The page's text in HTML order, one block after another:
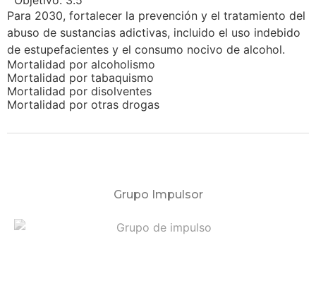
Para 2030, fortalecer la prevención y el tratamiento del
abuso de sustancias adictivas, incluido el uso indebido
de estupefacientes y el consumo nocivo de alcohol.
Mortalidad por alcoholismo
Mortalidad por tabaquismo
Mortalidad por disolventes
Mortalidad por otras drogas
Grupo Impulsor